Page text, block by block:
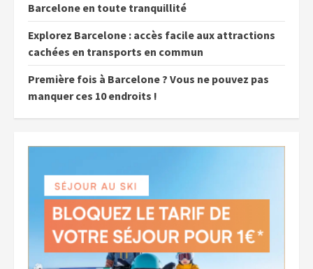
Barcelone en toute tranquillité
Explorez Barcelone : accès facile aux attractions
cachées en transports en commun
Première fois à Barcelone ? Vous ne pouvez pas
manquer ces 10 endroits !